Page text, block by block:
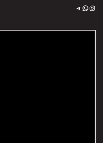
اینستاگرم
واتس‌اپ
تلگرام